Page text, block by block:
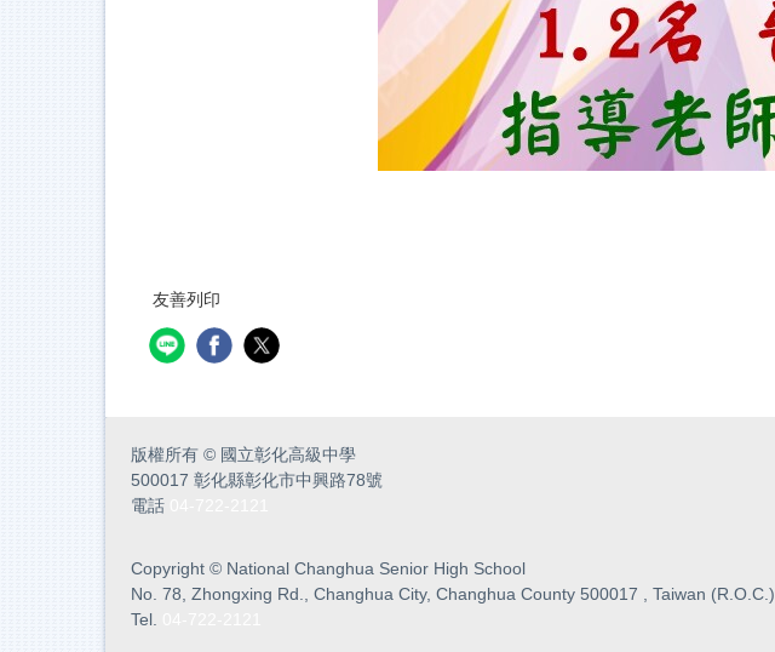
友善列印
版權所有 © 國立彰化高級中學
500017 彰化縣彰化市中興路78號
電話
Copyright © National Changhua Senior High School
No. 78, Zhongxing Rd., Changhua City, Changhua County 500017 , Taiwan (R.O.C.)
Tel.